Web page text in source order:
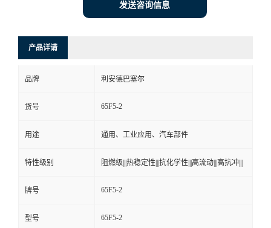
发送咨询信息
产品详请
品牌 利安德巴塞尔
货号 65F5-2
用途 通用、工业应用、汽车部件
特性级别 阻燃级|||热稳定性|||抗化学性|||高流动|||高抗冲|||
牌号 65F5-2
型号 65F5-2